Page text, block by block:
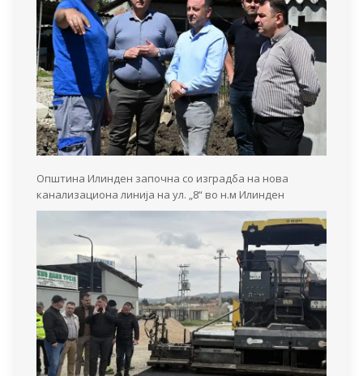
Општина Илинден започна со изградба на нова
канализациона линија на ул. „8“ во н.м Илинден